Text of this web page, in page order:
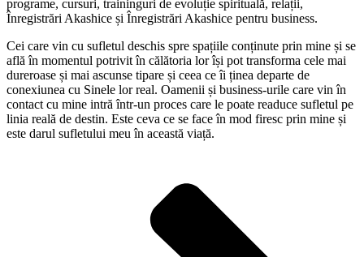
programe, cursuri, traininguri de evoluție spirituală, relații,
Înregistrări Akashice și Înregistrări Akashice pentru business.
Cei care vin cu sufletul deschis spre spațiile conținute prin mine și se
află în momentul potrivit în călătoria lor își pot transforma cele mai
dureroase și mai ascunse tipare și ceea ce îi ținea departe de
conexiunea cu Sinele lor real. Oamenii și business-urile care vin în
contact cu mine intră într-un proces care le poate readuce sufletul pe
linia reală de destin. Este ceva ce se face în mod firesc prin mine și
este darul sufletului meu în această viață.